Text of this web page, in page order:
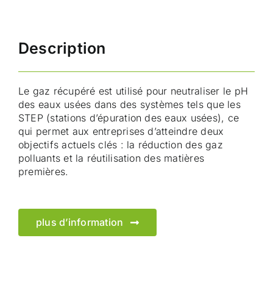
Description
Le gaz récupéré est utilisé pour neutraliser le pH
des eaux usées dans des systèmes tels que les
STEP (stations d’épuration des eaux usées), ce
qui permet aux entreprises d’atteindre deux
objectifs actuels clés : la réduction des gaz
polluants et la réutilisation des matières
premières.
plus d’information